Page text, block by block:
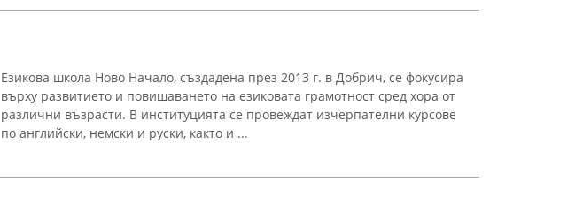
Езикова школа Ново Начало, създадена през 2013 г. в Добрич, се фокусира
върху развитието и повишаването на езиковата грамотност сред хора от
различни възрасти. В институцията се провеждат изчерпателни курсове
по английски, немски и руски, както и ...